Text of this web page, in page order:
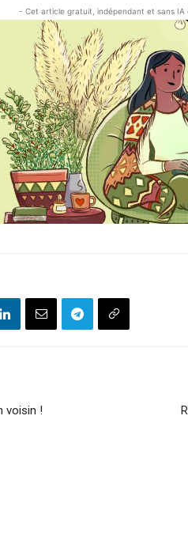
- Cet article gratuit, indépendant et sans IA
voisin !